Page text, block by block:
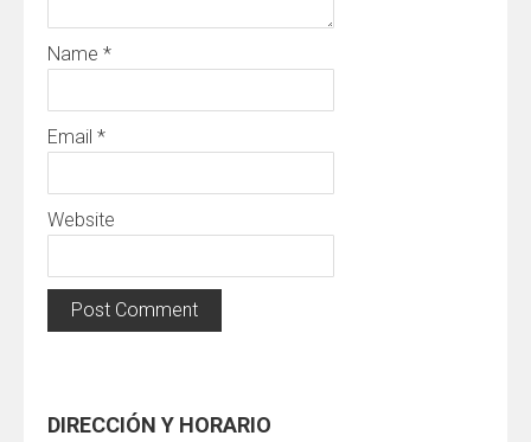
Name *
Email *
Website
DIRECCIÓN Y HORARIO